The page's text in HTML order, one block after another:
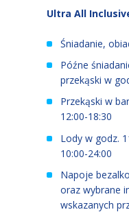
Ultra All
Śniadanie,
Późne
przekąski w
Przekąski w
12:00-18:30
Lody w godz.
10:00-24:00
Napoje
oraz wybrane
wskazanych